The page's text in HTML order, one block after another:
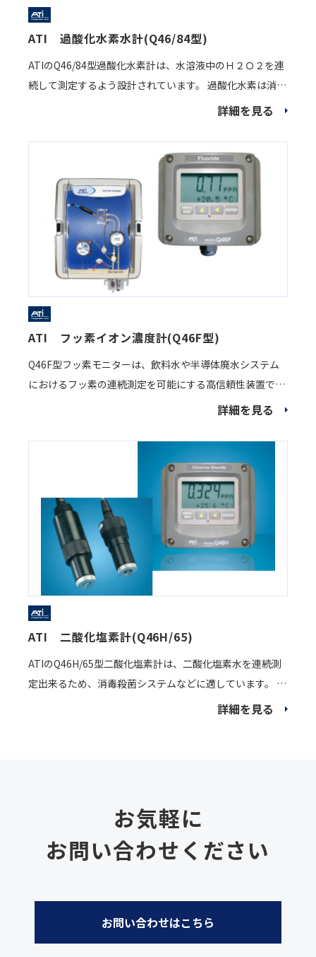
ATI 過酸化水素水計(Q46/84型)
ATIのQ46/84型過酸化水素計は、水溶液中のＨ２Ｏ２を連
続して測定するよう設計されています。 過酸化水素は消毒
や臭気制御、酸素処理及びシアン酸化物等の各種制御にも
デモ器もございますので、ご気軽にお問合せ下さい。
詳細を見る
ATI フッ素イオン濃度計(Q46F型)
Q46F型フッ素モニターは、飲料水や半導体廃水システム
におけるフッ素の連続測定を可能にする高信頼性装置で
す。標準型定量吐出ポンプと組み合わせることで、フッ素
検出し、フッ素濃度を安全な範囲（例：飲料水1ppm）に
精度を維持。シングルポイントまたは2ポイント校正が可
能で、フッ素濃度0.1～1000ppmまで正確に測定できま
詳細を見る
ATI 二酸化塩素計(Q46H/65)
ATIのQ46H/65型二酸化塩素計は、二酸化塩素水を連続測
定出来るため、消毒殺菌システムなどに適しています。 隔
膜式なので、低い導電率、不純物が多い環境で対応可能で
詳細を見る
お気軽に
お問い合わせください
お問い合わせはこちら